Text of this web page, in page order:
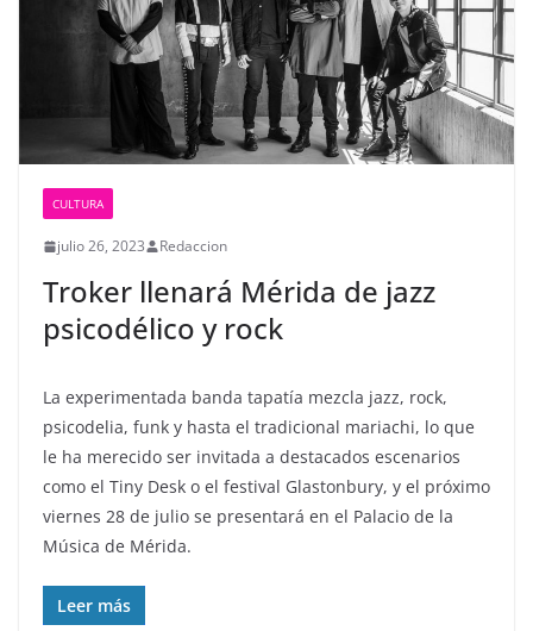
CULTURA
julio 26, 2023 Redaccion
Troker llenará Mérida de jazz
psicodélico y rock
La experimentada banda tapatía mezcla jazz, rock,
psicodelia, funk y hasta el tradicional mariachi, lo que
le ha merecido ser invitada a destacados escenarios
como el Tiny Desk o el festival Glastonbury, y el próximo
viernes 28 de julio se presentará en el Palacio de la
Música de Mérida.
Leer más